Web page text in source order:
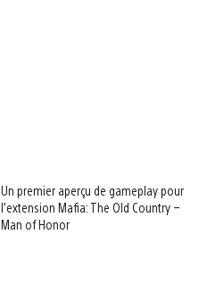
Un premier aperçu de gameplay pour
l’extension Mafia: The Old Country –
Man of Honor